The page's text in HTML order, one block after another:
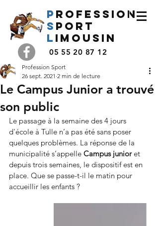
P rofession
s port
l imousin
05 55 20 87 12
Le Campus Junior a trouvé
son public
Profession Sport
26 sept. 2021 2 min de lecture
Le passage à la semaine des 4 jours
d'école à Tulle n’a pas été sans poser
quelques problèmes. La réponse de la
municipalité s’appelle Campus junior et
depuis trois semaines, le dispositif est en
place. Que se passe-t-il le matin pour
accueillir les enfants ?